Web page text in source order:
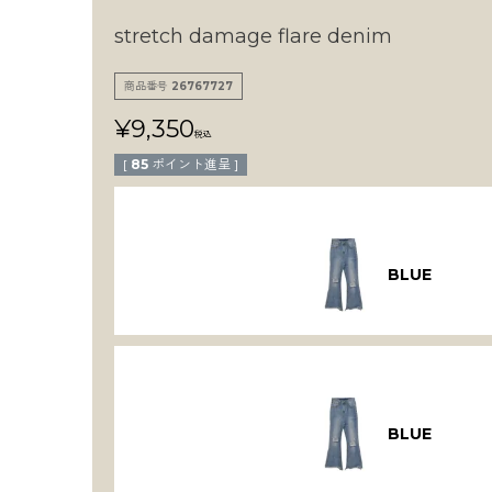
stretch damage flare denim
商品番号 26767727
¥9,350税込
[ 85 ポイント進呈 ]
BLUE
BLUE